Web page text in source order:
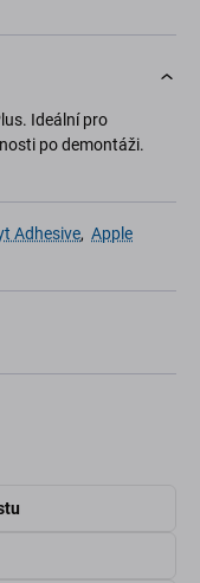
Ideální pro
po demontáži.
Adhesive, Apple